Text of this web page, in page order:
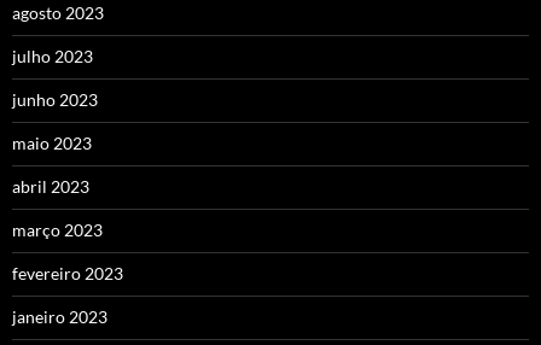
agosto 2023
julho 2023
junho 2023
maio 2023
abril 2023
março 2023
fevereiro 2023
janeiro 2023